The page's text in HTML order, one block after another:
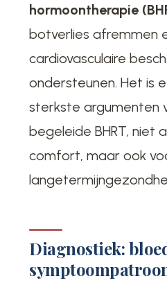
hormoontherapie
botverlies afremmen
cardiovasculaire
ondersteunen. Het is
sterkste argumenten
begeleide BHRT, niet
comfort, maar ook
Diagnostiek: